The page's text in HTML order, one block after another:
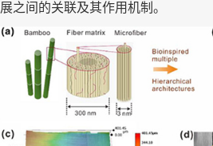
展之间的关联及其作用机制。